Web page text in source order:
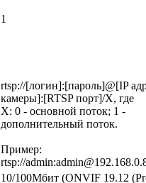
1
rtsp://[логин]:[пароль]@[IP
камеры]:[RTSP порт]/X, где
X: 0 - основной поток; 1 -
дополнительный поток.
Пример:
rtsp://
10/100Мбит (ONVIF 19.12